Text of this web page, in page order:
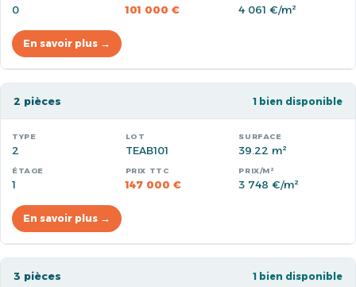
0 101 000 € 4 061 €/m²
En savoir plus →
2 pièces 1 bien disponible
2 TEAB101 39.22 m²
1 147 000 € 3 748 €/m²
En savoir plus →
3 pièces 1 bien disponible